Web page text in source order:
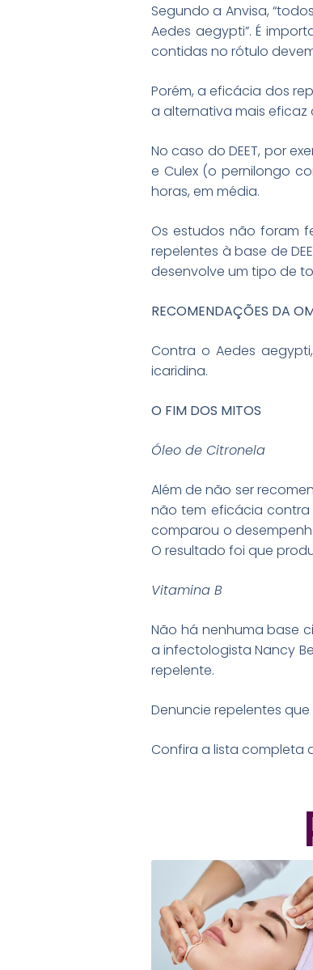
Segundo a Anvisa,
Aedes aegypti”. É
contidas no rótulo
Porém, a eficácia dos
a alternativa mais eficaz
No caso do DEET, por
e Culex (o pernilongo
horas, em média.
Os estudos não foram
repelentes à base de
desenvolve um tipo de
RECOMENDAÇÕES DA
Contra o Aedes
icaridina.
O FIM DOS MITOS
Óleo de Citronela
Além de não ser
não tem eficácia contra
comparou o
O resultado foi que
Vitamina B
Não há nenhuma base
a infectologista Nancy
repelente.
Denuncie repelentes
Confira a lista completa